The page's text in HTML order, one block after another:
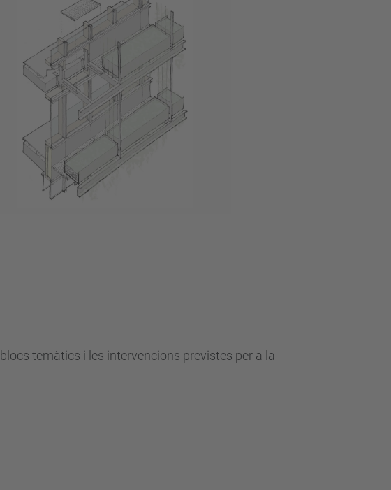
temàtics i les intervencions previstes per a la